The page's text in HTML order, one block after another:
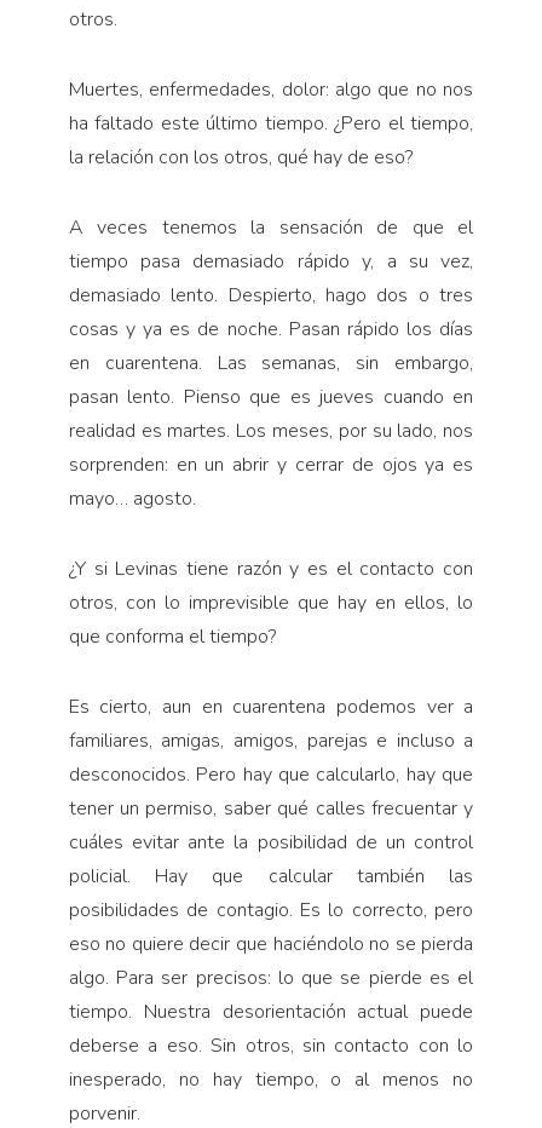
otros.
Muertes, enfermedades, dolor: algo que no nos
ha faltado este último tiempo. ¿Pero el tiempo,
la relación con los otros, qué hay de eso?
A veces tenemos la sensación de que el
tiempo pasa demasiado rápido y, a su vez,
demasiado lento. Despierto, hago dos o tres
cosas y ya es de noche. Pasan rápido los días
en cuarentena. Las semanas, sin embargo,
pasan lento. Pienso que es jueves cuando en
realidad es martes. Los meses, por su lado, nos
sorprenden: en un abrir y cerrar de ojos ya es
mayo… agosto.
¿Y si Levinas tiene razón y es el contacto con
otros, con lo imprevisible que hay en ellos, lo
que conforma el tiempo?
Es cierto, aun en cuarentena podemos ver a
familia­res, amigas, amigos, parejas e incluso a
desconocidos. Pero hay que calcularlo, hay que
tener un permiso, saber qué calles frecuentar y
cuáles evitar ante la posibilidad de un control
policial. Hay que calcular también las
posibilidades de con­tagio. Es lo correcto, pero
eso no quiere decir que haciéndolo no se pierda
algo. Para ser pre­cisos: lo que se pierde es el
tiempo. Nuestra desorientación actual puede
deberse a eso. Sin otros, sin contacto con lo
inesperado, no hay tiempo, o al menos no
porvenir.